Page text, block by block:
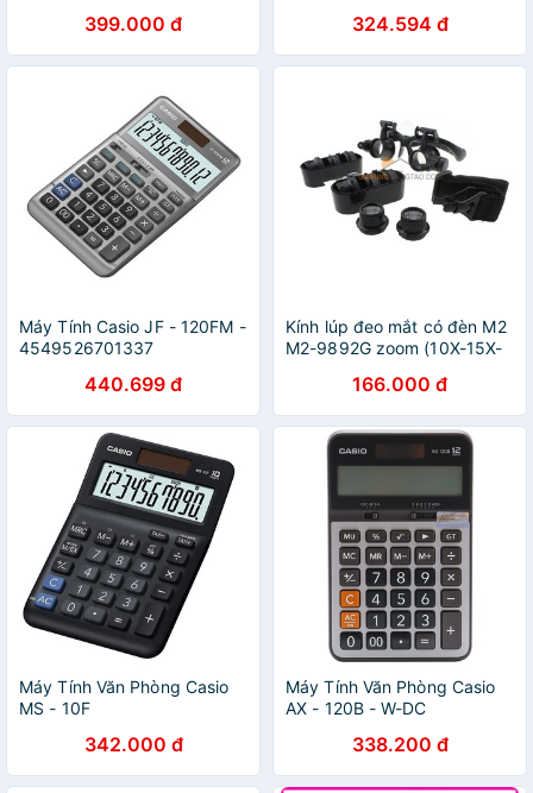
399.000 đ 324.594 đ
Máy Tính Casio JF - 120FM -
4549526701337
440.699 đ
Kính lúp đeo mắt có đèn M2
M2-9892G zoom (10X-15X-
166.000 đ
Máy Tính Văn Phòng Casio
MS - 10F
342.000 đ
Máy Tính Văn Phòng Casio
AX - 120B - W-DC
338.200 đ